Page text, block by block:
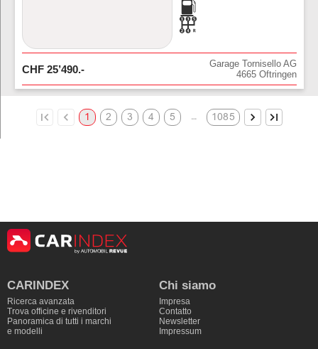
CHF 25’490.-
Garage Tornisello AG
4665 Oftringen
1 2 3 4 5 … 1085
CARINDEX
Ricerca avanzata
Trova officine e rivenditori
Panoramica di tutti i marchi
e modelli
Chi siamo
Impresa
Contatto
Newsletter
Impressum